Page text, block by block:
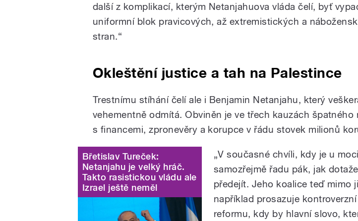
další z komplikací, kterým Netanjahuova vláda čelí, byť
uniformní blok pravicových, až extremistických a
stran.“
Okleštění justice a tah na Palestince
Trestnímu stíhání čelí ale i Benjamin Netanjahu, který
vehementně odmítá. Obviněn je ve třech kauzách špatného
s financemi, zpronevěry a korupce v řádu stovek milionů
Břetislav Tureček:
Netanjahu je velký hráč.
Takto rasistickou vládu ale
Izrael ještě neměl
„V současné chvíli, kdy je u
samozřejmě řadu pák, jak
předejít. Jeho koalice teď mimo
například prosazuje
reformu, kdy by hlavní slovo,